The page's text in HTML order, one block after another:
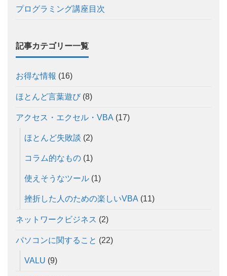
プログラミング講座目次
記事カテゴリー一覧
お得な情報 (16)
ほとんど言葉遊び(8)
アクセス・エクセル・VBA (17)
ほとんど失敗談 (2)
コラム的なもの (1)
使えそうなツール (1)
挫折した人のための楽しいVBA (11)
ネットワークビジネス (2)
パソコンに関すること (22)
VALU (9)